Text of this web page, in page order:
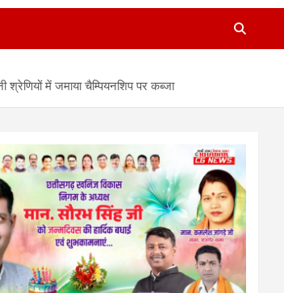
में जमाया चैम्पियनशिप पर कब्जा